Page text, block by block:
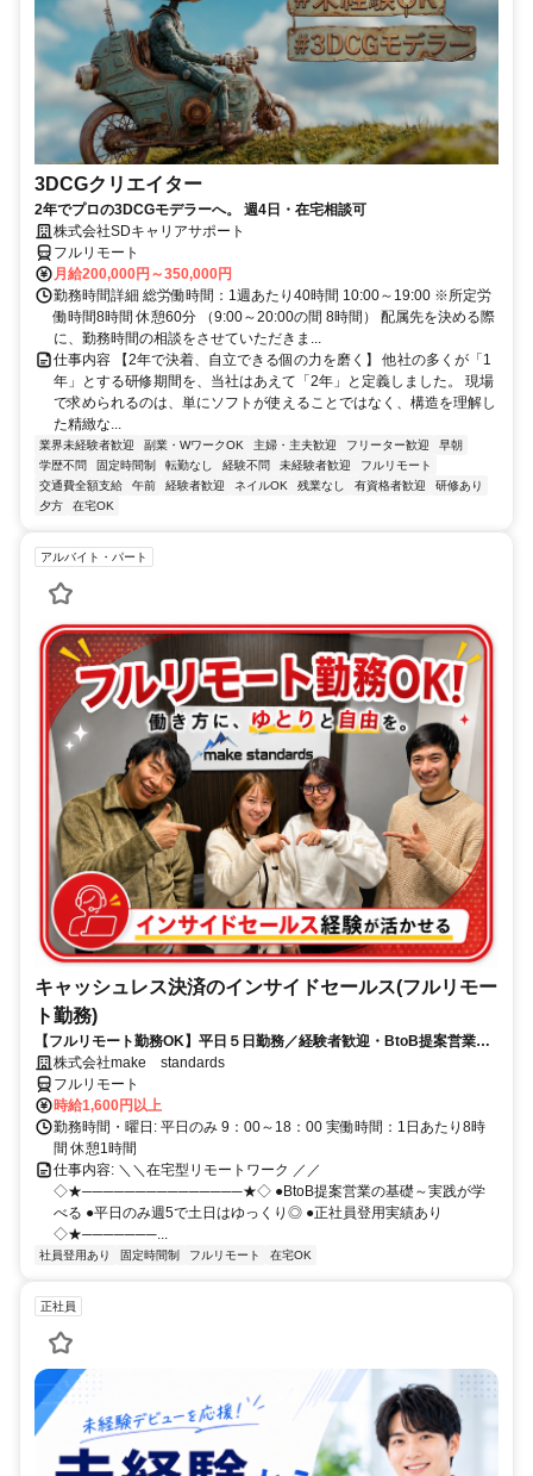
3DCGクリエイター
2年でプロの3DCGモデラーへ。 週4日・在宅相談可
株式会社SDキャリアサポート
フルリモート
月給200,000円～350,000円
勤務時間詳細 総労働時間：1週あたり40時間 10:00～19:00 ※所定労
働時間8時間 休憩60分 （9:00～20:00の間 8時間） 配属先を決める際
に、勤務時間の相談をさせていただきま...
仕事内容 【2年で決着、自立できる個の力を磨く】 他社の多くが「1
年」とする研修期間を、当社はあえて「2年」と定義しました。 現場
で求められるのは、単にソフトが使えることではなく、構造を理解し
た精緻な...
業界未経験者歓迎 副業・WワークOK 主婦・主夫歓迎 フリーター歓迎
早朝
学歴不問
固定時間制 転勤なし 経験不問 未経験者歓迎
フルリモート
交通費全額支給
午前 経験者歓迎 ネイルOK 残業なし 有資格者歓迎
研修あり
夕方
在宅OK
アルバイト・パート
キャッシュレス決済のインサイドセールス(フルリモー
ト勤務)
【フルリモート勤務OK】平日５日勤務／経験者歓迎・BtoB提案営業で
スキルアップ
株式会社make standards
フルリモート
時給1,600円以上
勤務時間・曜日: 平日のみ 9：00～18：00 実働時間：1日あたり8時
間 休憩1時間
仕事内容: ＼＼在宅型リモートワーク ／／
◇★───────────────★◇ ●BtoB提案営業の基礎～実践が学
べる ●平日のみ週5で土日はゆっくり◎ ●正社員登用実績あり
◇★───────...
社員登用あり 固定時間制 フルリモート 在宅OK
正社員